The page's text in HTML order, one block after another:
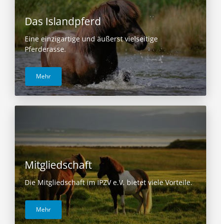
Das Islandpferd
Eine einzigartige und äußerst vielseitige
Pferderasse.
Mehr
Mitgliedschaft
Die Mitgliedschaft im IPZV e.V. bietet viele Vorteile.
Mehr